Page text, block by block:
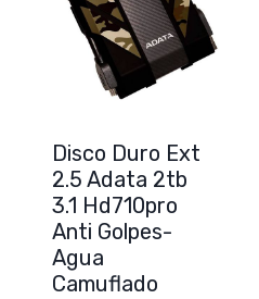
Disco Duro Ext
2.5 Adata 2tb
3.1 Hd710pro
Anti Golpes-
Agua
Camuflado